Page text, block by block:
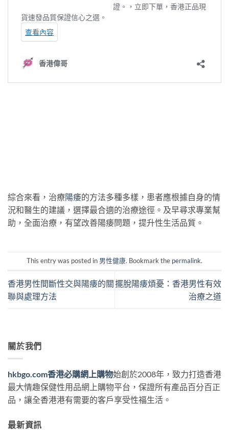
綜合來看，治療陽痿的方法多種多樣，患者應根據自身的情
況和醫生的建議，選擇最合適的治療途徑。及早尋求專業幫
助，全面治療，有望改善陽痿問題，提升性生活品質。
This entry was posted in 男性健康. Bookmark the permalink.
香港男性間斷性交與陽痿的關
聯與處理方法
擺脫陽痿煩憂：香港男性有效
治療之道
關於我們
hkbgo.com香港必購網上購物始創於2008年，致力打造香港
最大情趣保健性用品網上購物平台，保證所有產品百分百正
品，讓全香港港有需要的客戶享受性福生活。
最新資訊